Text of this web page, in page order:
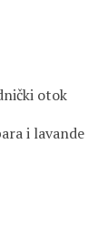
otok
i lavande